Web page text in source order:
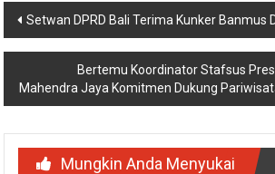
Navigasi
pos
Setwan DPRD Bali Terima Kunker Banmus
Bertemu Koordinator Stafsus
Mahendra Jaya Komitmen Dukung
Mungkin Anda Menyukai